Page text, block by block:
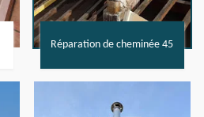
Réparation de cheminée 45